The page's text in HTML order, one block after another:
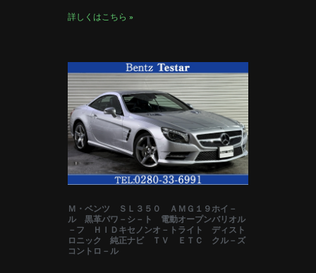
詳しくはこちら »
Ｍ・ベンツ ＳＬ３５０ ＡＭＧ１９ホイ－
ル 黒革パワ－シ－ト 電動オープンバリオル
－フ ＨＩＤキセノンオ－トライト ディスト
ロニック 純正ナビ ＴＶ ＥＴＣ クル－ズ
コントロ－ル